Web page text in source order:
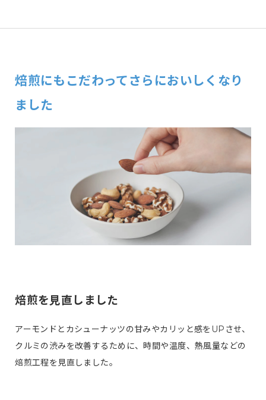
焙煎にもこだわってさらにおいしくなり
ました
焙煎を見直しました
アーモンドとカシューナッツの甘みやカリッと感をUPさせ、
クルミの渋みを改善するために、時間や温度、熱風量などの
焙煎工程を見直しました。